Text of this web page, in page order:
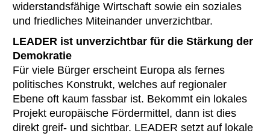
widerstandsfähige Wirtschaft sowie ein soziales
und friedliches Miteinander unverzichtbar.
LEADER ist unverzichtbar für die Stärkung der
Demokratie
Für viele Bürger erscheint Europa als fernes
politisches Konstrukt, welches auf regionaler
Ebene oft kaum fassbar ist. Bekommt ein lokales
Projekt europäische Fördermittel, dann ist dies
direkt greif- und sichtbar. LEADER setzt auf lokale